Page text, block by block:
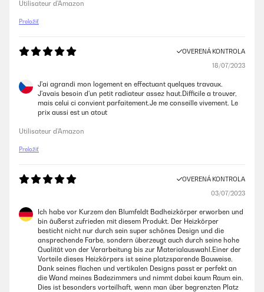
Utilisateur d'Amazon
Preložiť
OVERENÁ KONTROLA
18/07/2023
J'ai agrandi mon logement en effectuant quelques travaux.
J'avais besoin d'un petit radiateur assez haut.Difficile a trouver,
mais celui ci convient parfaitement.Je me conseille vivement. Le
prix aussi est un atout
Utilisateur d'Amazon
Preložiť
OVERENÁ KONTROLA
03/07/2023
Ich habe vor Kurzem den Blumfeldt Badheizkörper erworben und
bin äußerst zufrieden mit diesem Produkt. Der Heizkörper
besticht nicht nur durch sein super schönes Design und die
ansprechende Farbe, sondern überzeugt auch durch seine hohe
Qualität von der Verarbeitung bis zur Materialauswahl.Einer der
Vorteile dieses Heizkörpers ist seine platzsparende Bauweise.
Dank seines flachen und vertikalen Designs passt er perfekt an
die Wand meines Badezimmers und nimmt dabei kaum Raum ein.
Dies ist besonders vorteilhaft, wenn man über begrenzten Platz